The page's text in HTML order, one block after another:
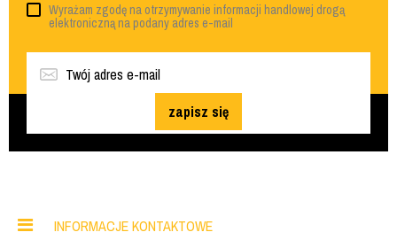
Wyrażam zgodę na otrzymywanie informacji handlowej drogą
elektroniczną na podany adres e-mail
zapisz się
INFORMACJE KONTAKTOWE